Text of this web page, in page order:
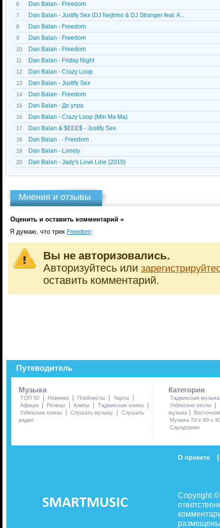
6 Dan Balan - Freedom
7 Dan Balan - Justify Sex (DJ Nejtrino & DJ Stranger feat. A...
8 Dan Balan - Freedom
9 Dan Balan - Freedom
10 Dan Balan - Freedom
11 Dan Balan - Friday Night
12 Dan Balan - Crazy Loop
13 Dan Balan - Justify Sex
14 Dan Balan - Freedom
15 Dan Balan - До утра
16 Dan Balan - Crazy Loop (Mm Ma Ma)
17 Dan Balan & $EEE$ - Justify Sex
18 Dan Balan . - Freedom .
19 Dan Balan - Lonely
20 Dan Balan - Jady's Love Line (2010)
Мнения и отзывы
Оценить и оставить комментарий »
Я думаю, что трек Freedom:
Вы не авторизовались.
Авторизуйтесь или
оставить комментарий.
Путеводитель
Музыка
ТОП 50 | Новинки | Плейлисты | Чарты |
Афиша | Релизы | Клипы | Таджикские клипы |
Узбекские клипы | Слушать музыку | Слушать
радио
Категории
Таджикская музыка
Узбекские песни
|
музыка |
Музыка 70-х 80-х
Саундтреки
О проекте |
Copyright
размещены